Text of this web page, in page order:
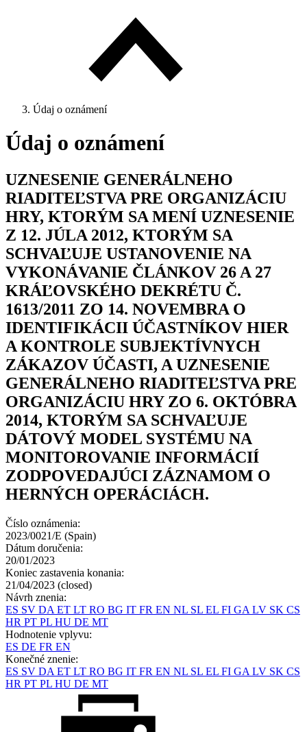
Údaj o oznámení
Údaj o oznámení
UZNESENIE GENERÁLNEHO
RIADITEĽSTVA PRE ORGANIZÁCIU
HRY, KTORÝM SA MENÍ UZNESENIE
Z 12. JÚLA 2012, KTORÝM SA
SCHVAĽUJE USTANOVENIE NA
VYKONÁVANIE ČLÁNKOV 26 A 27
KRÁĽOVSKÉHO DEKRÉTU Č.
1613/2011 ZO 14. NOVEMBRA O
IDENTIFIKÁCII ÚČASTNÍKOV HIER
A KONTROLE SUBJEKTÍVNYCH
ZÁKAZOV ÚČASTI, A UZNESENIE
GENERÁLNEHO RIADITEĽSTVA PRE
ORGANIZÁCIU HRY ZO 6. OKTÓBRA
2014, KTORÝM SA SCHVAĽUJE
DÁTOVÝ MODEL SYSTÉMU NA
MONITOROVANIE INFORMÁCIÍ
ZODPOVEDAJÚCI ZÁZNAMOM O
HERNÝCH OPERÁCIÁCH.
Číslo oznámenia:
2023/0021/E (Spain)
Dátum doručenia:
20/01/2023
Koniec zastavenia konania:
21/04/2023 (closed)
Návrh znenia:
ES SV DA ET LT RO BG IT FR EN NL SL EL FI GA LV SK CS
HR PT PL HU DE MT
Hodnotenie vplyvu:
ES DE FR EN
Konečné znenie:
ES SV DA ET LT RO BG IT FR EN NL SL EL FI GA LV SK CS
HR PT PL HU DE MT